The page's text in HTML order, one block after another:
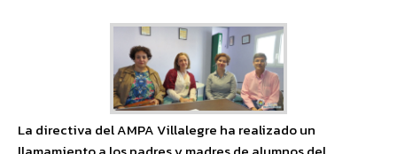
La directiva del AMPA Villalegre ha realizado un